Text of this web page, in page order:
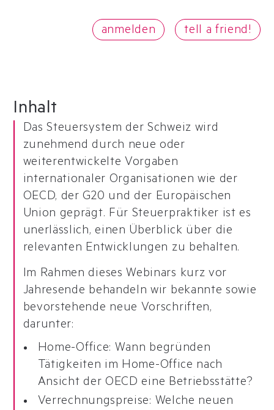
anmelden tell a friend!
Inhalt
Das Steuersystem der Schweiz wird
zunehmend durch neue oder
weiterentwickelte Vorgaben
internationaler Organisationen wie der
OECD, der G20 und der Europäischen
Union geprägt. Für Steuerpraktiker ist es
unerlässlich, einen Überblick über die
relevanten Entwicklungen zu behalten.
Im Rahmen dieses Webinars kurz vor
Jahresende behandeln wir bekannte sowie
bevorstehende neue Vorschriften,
darunter:
Home-Office: Wann begründen
Tätigkeiten im Home-Office nach
Ansicht der OECD eine Betriebsstätte?
Verrechnungspreise: Welche neuen